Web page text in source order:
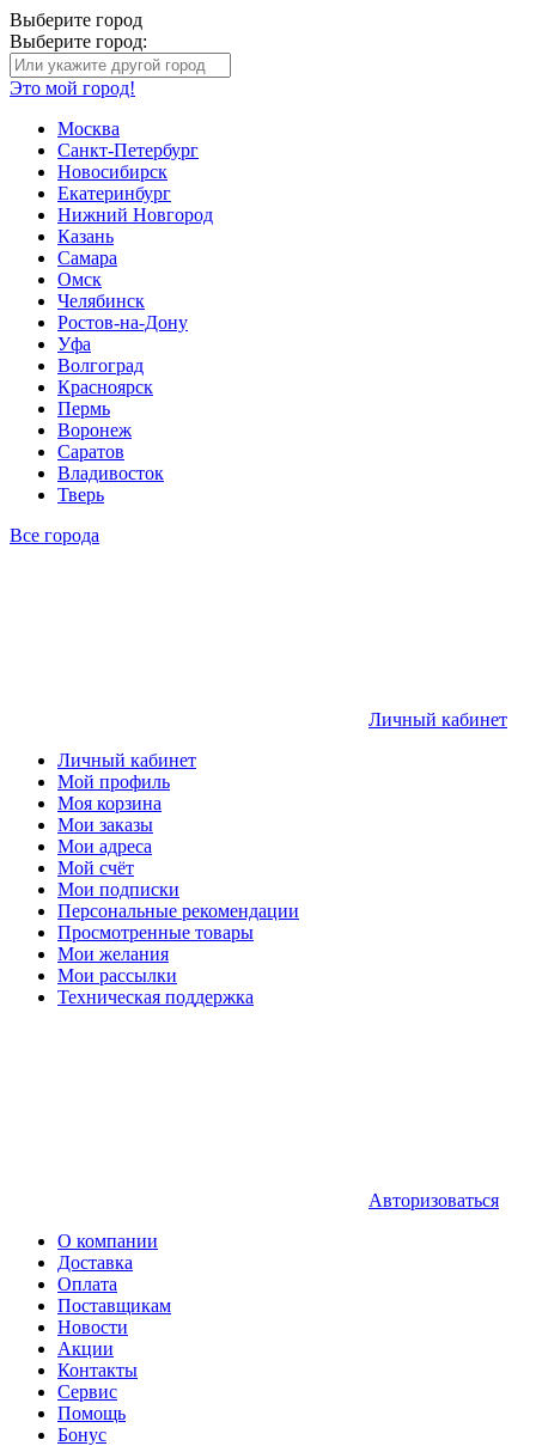
Выберите город
Выберите город:
Это мой город!
Москва
Санкт-Петербург
Новосибирск
Екатеринбург
Нижний Новгород
Казань
Самара
Омск
Челябинск
Ростов-на-Дону
Уфа
Волгоград
Красноярск
Пермь
Воронеж
Саратов
Владивосток
Тверь
Все города
Личный кабинет
Личный кабинет
Мой профиль
Моя корзина
Мои заказы
Мои адреса
Мой счёт
Мои подписки
Персональные рекомендации
Просмотренные товары
Мои желания
Мои рассылки
Техническая поддержка
Авторизоваться
О компании
Доставка
Оплата
Поставщикам
Новости
Акции
Контакты
Сервис
Помощь
Бонус